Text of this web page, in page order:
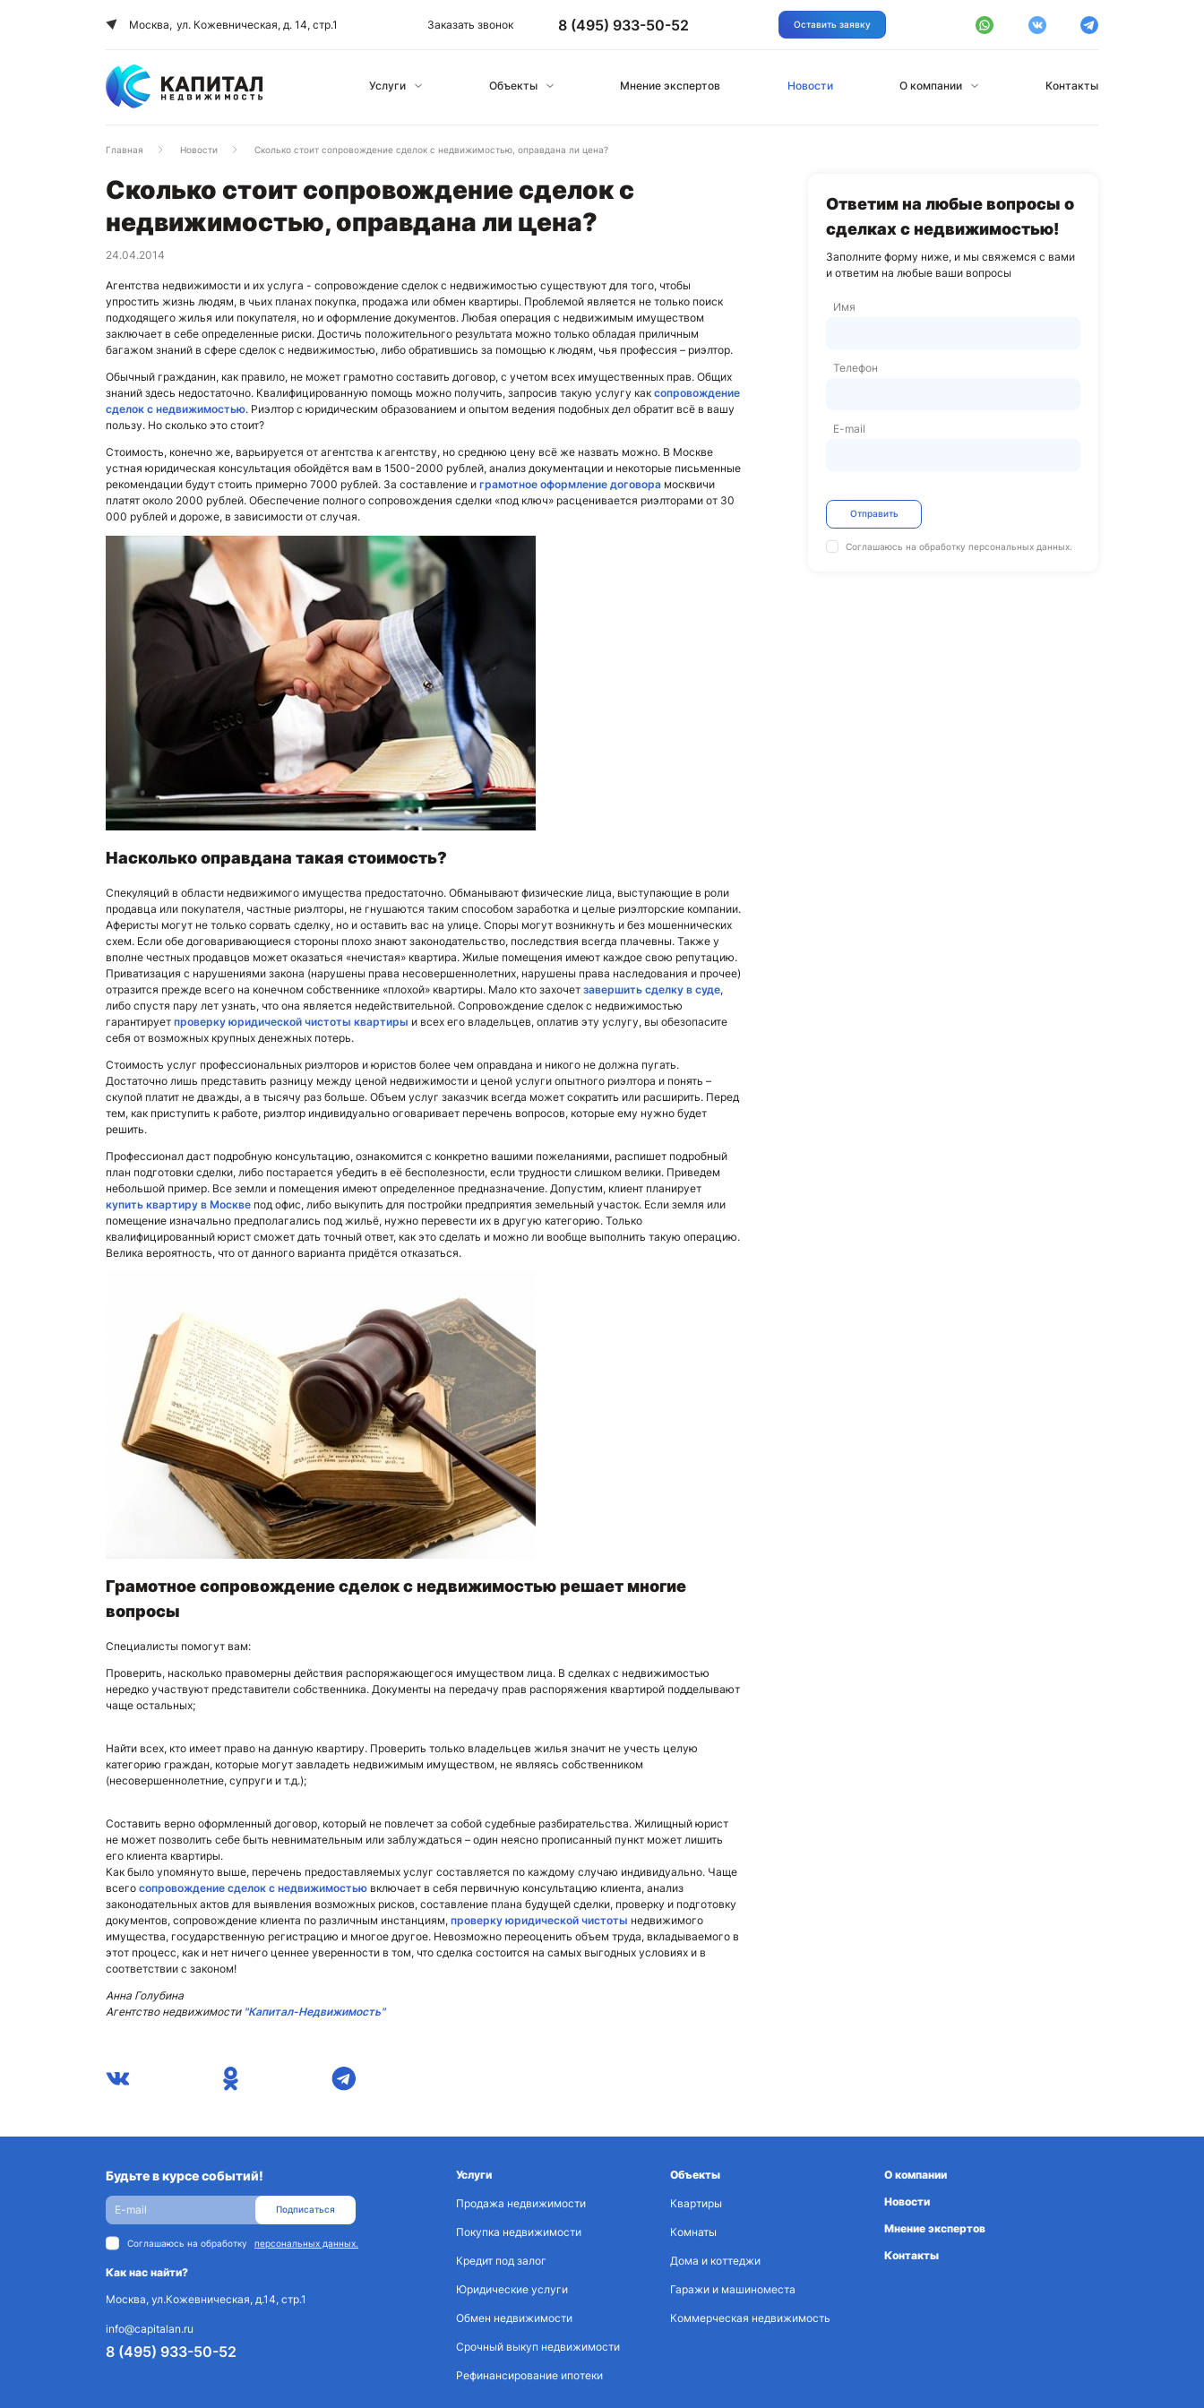
Москва, ул. Кожевническая, д. 14, стр.1 Заказать звонок 8 (495) 933-50-52 Оставить заявку
Услуги Объекты Мнение экспертов Новости О компании Контакты
Главная Новости Сколько стоит сопровождение сделок с недвижимостью, оправдана ли цена?
Сколько стоит сопровождение сделок с
недвижимостью, оправдана ли цена?
24.04.2014
Агентства недвижимости и их услуга - сопровождение сделок с недвижимостью существуют для того, чтобы
упростить жизнь людям, в чьих планах покупка, продажа или обмен квартиры. Проблемой является не только поиск
подходящего жилья или покупателя, но и оформление документов. Любая операция с недвижимым имуществом
заключает в себе определенные риски. Достичь положительного результата можно только обладая приличным
багажом знаний в сфере сделок с недвижимостью, либо обратившись за помощью к людям, чья профессия – риэлтор.
Обычный гражданин, как правило, не может грамотно составить договор, с учетом всех имущественных прав. Общих
знаний здесь недостаточно. Квалифицированную помощь можно получить, запросив такую услугу как сопровождение
сделок с недвижимостью. Риэлтор с юридическим образованием и опытом ведения подобных дел обратит всё в вашу
пользу. Но сколько это стоит?
Стоимость, конечно же, варьируется от агентства к агентству, но среднюю цену всё же назвать можно. В Москве
устная юридическая консультация обойдётся вам в 1500-2000 рублей, анализ документации и некоторые письменные
рекомендации будут стоить примерно 7000 рублей. За составление и грамотное оформление договора москвичи
платят около 2000 рублей. Обеспечение полного сопровождения сделки «под ключ» расценивается риэлторами от 30
000 рублей и дороже, в зависимости от случая.
Насколько оправдана такая стоимость?
Спекуляций в области недвижимого имущества предостаточно. Обманывают физические лица, выступающие в роли
продавца или покупателя, частные риэлторы, не гнушаются таким способом заработка и целые риэлторские компании.
Аферисты могут не только сорвать сделку, но и оставить вас на улице. Споры могут возникнуть и без мошеннических
схем. Если обе договаривающиеся стороны плохо знают законодательство, последствия всегда плачевны. Также у
вполне честных продавцов может оказаться «нечистая» квартира. Жилые помещения имеют каждое свою репутацию.
Приватизация с нарушениями закона (нарушены права несовершеннолетних, нарушены права наследования и прочее)
отразится прежде всего на конечном собственнике «плохой» квартиры. Мало кто захочет завершить сделку в суде,
либо спустя пару лет узнать, что она является недействительной. Сопровождение сделок с недвижимостью
гарантирует проверку юридической чистоты квартиры и всех его владельцев, оплатив эту услугу, вы обезопасите
себя от возможных крупных денежных потерь.
Стоимость услуг профессиональных риэлторов и юристов более чем оправдана и никого не должна пугать.
Достаточно лишь представить разницу между ценой недвижимости и ценой услуги опытного риэлтора и понять –
скупой платит не дважды, а в тысячу раз больше. Объем услуг заказчик всегда может сократить или расширить. Перед
тем, как приступить к работе, риэлтор индивидуально оговаривает перечень вопросов, которые ему нужно будет
решить.
Профессионал даст подробную консультацию, ознакомится с конкретно вашими пожеланиями, распишет подробный
план подготовки сделки, либо постарается убедить в её бесполезности, если трудности слишком велики. Приведем
небольшой пример. Все земли и помещения имеют определенное предназначение. Допустим, клиент планирует
купить квартиру в Москве под офис, либо выкупить для постройки предприятия земельный участок. Если земля или
помещение изначально предполагались под жильё, нужно перевести их в другую категорию. Только
квалифицированный юрист сможет дать точный ответ, как это сделать и можно ли вообще выполнить такую операцию.
Велика вероятность, что от данного варианта придётся отказаться.
Грамотное сопровождение сделок с недвижимостью решает многие
вопросы
Специалисты помогут вам:
Проверить, насколько правомерны действия распоряжающегося имуществом лица. В сделках с недвижимостью
нередко участвуют представители собственника. Документы на передачу прав распоряжения квартирой подделывают
чаще остальных;
Найти всех, кто имеет право на данную квартиру. Проверить только владельцев жилья значит не учесть целую
категорию граждан, которые могут завладеть недвижимым имуществом, не являясь собственником
(несовершеннолетние, супруги и т.д.);
Составить верно оформленный договор, который не повлечет за собой судебные разбирательства. Жилищный юрист
не может позволить себе быть невнимательным или заблуждаться – один неясно прописанный пункт может лишить
его клиента квартиры.
Как было упомянуто выше, перечень предоставляемых услуг составляется по каждому случаю индивидуально. Чаще
всего сопровождение сделок с недвижимостью включает в себя первичную консультацию клиента, анализ
законодательных актов для выявления возможных рисков, составление плана будущей сделки, проверку и подготовку
документов, сопровождение клиента по различным инстанциям, проверку юридической чистоты недвижимого
имущества, государственную регистрацию и многое другое. Невозможно переоценить объем труда, вкладываемого в
этот процесс, как и нет ничего ценнее уверенности в том, что сделка состоится на самых выгодных условиях и в
соответствии с законом!
Анна Голубина
Агентство недвижимости "Капитал-Недвижимость"
Ответим на любые вопросы о
сделках с недвижимостью!
Заполните форму ниже, и мы свяжемся с вами
и ответим на любые ваши вопросы
Имя
Телефон
E-mail
Отправить
Соглашаюсь на обработкуперсональных данных.
Будьте в курсе событий!
Подписаться
Соглашаюсь на обработку персональных данных.
Как нас найти?
Москва, ул.Кожевническая, д.14, стр.1
info@capitalan.ru
8 (495) 933-50-52
Услуги
Продажа недвижимости
Покупка недвижимости
Кредит под залог
Юридические услуги
Обмен недвижимости
Срочный выкуп недвижимости
Рефинансирование ипотеки
Объекты
Квартиры
Комнаты
Дома и коттеджи
Гаражи и машиноместа
Коммерческая недвижимость
О компании
Новости
Мнение экспертов
Контакты